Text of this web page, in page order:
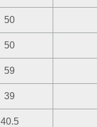
50
50
59
39
40.5